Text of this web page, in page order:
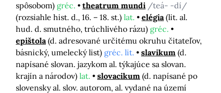
spôsobom) gréc. theatrum mundi /teá- -dí/
(rozsiahle hist. d., 16. – 18. st.) lat. elégia (lit. al.
hud. d. smutného, trúchlivého rázu) gréc.
epištola (d. adresované určitému okruhu čitateľov,
básnický, umelecký list) gréc. lit. slavikum (d.
napísané slovan. jazykom al. týkajúce sa slovan.
krajín a národov) lat. slovacikum (d. napísané po
slovensky al. slov. autorom, al. vydané na území